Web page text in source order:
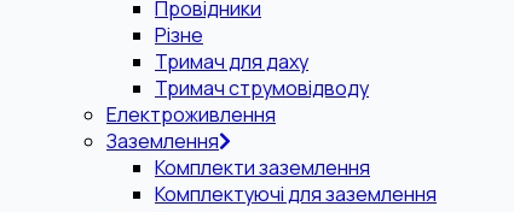
Провідники
Різне
Тримач для даху
Тримач струмовідводу
Електроживлення
Заземлення
Комплекти заземлення
Комплектуючі для заземлення